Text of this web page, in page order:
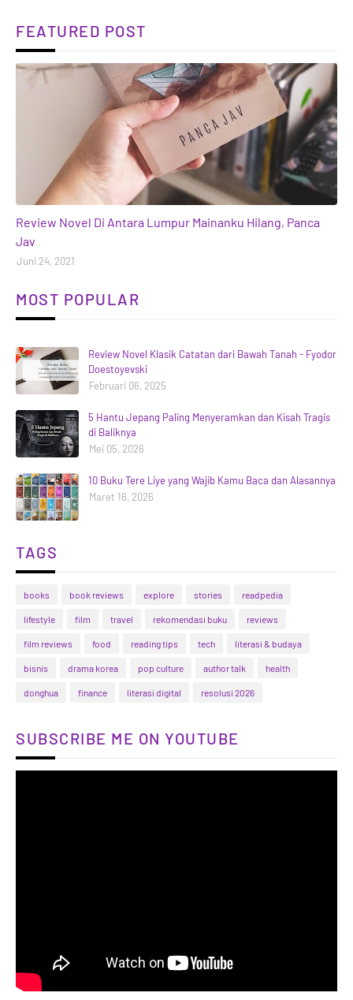
FEATURED POST
Review Novel Di Antara Lumpur Mainanku Hilang, Panca
Jav
Juni 24, 2021
MOST POPULAR
Review Novel Klasik Catatan dari Bawah Tanah - Fyodor
Doestoyevski
Februari 06, 2025
5 Hantu Jepang Paling Menyeramkan dan Kisah Tragis
di Baliknya
Mei 05, 2026
10 Buku Tere Liye yang Wajib Kamu Baca dan Alasannya
Maret 16, 2026
TAGS
books book reviews explore stories readpedia
lifestyle film travel rekomendasi buku reviews
film reviews food reading tips tech literasi & budaya
bisnis drama korea pop culture author talk health
donghua finance literasi digital resolusi 2026
SUBSCRIBE ME ON YOUTUBE